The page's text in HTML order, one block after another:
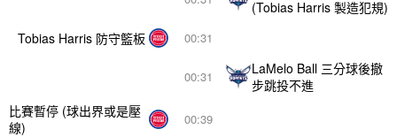
00:39
比賽暫停 (球出界或是壓
線)
00:31
LaMelo Ball 三分球後撤
步跳投不進
00:31
Tobias Harris 防守籃板
(Tobias Harris 製造犯規)